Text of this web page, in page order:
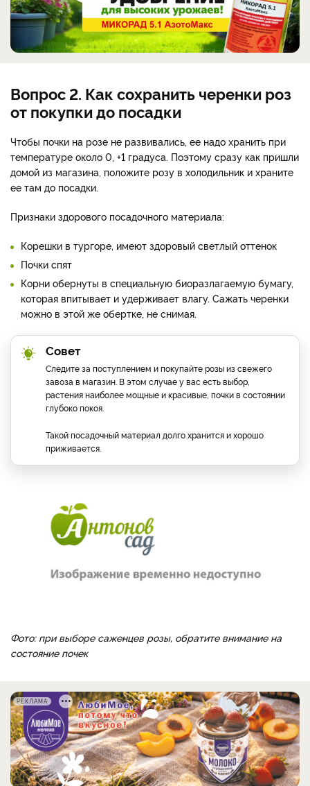
Вопрос 2. Как сохранить черенки роз
от покупки до посадки
Чтобы почки на розе не развивались, ее надо хранить при
температуре около 0, +1 градуса. Поэтому сразу как пришли
домой из магазина, положите розу в холодильник и храните
ее там до посадки.
Признаки здорового посадочного материала:
Корешки в тургоре, имеют здоровый светлый оттенок
Почки спят
Корни обернуты в специальную биоразлагаемую бумагу,
которая впитывает и удерживает влагу. Сажать черенки
можно в этой же обертке, не снимая.
Совет
Следите за поступлением и покупайте розы из свежего
завоза в магазин. В этом случае у вас есть выбор,
растения наиболее мощные и красивые, почки в состоянии
глубоко покоя.
Такой посадочный материал долго хранится и хорошо
приживается.
Фото: при выборе саженцев розы, обратите внимание на
состояние почек
РЕКЛАМА